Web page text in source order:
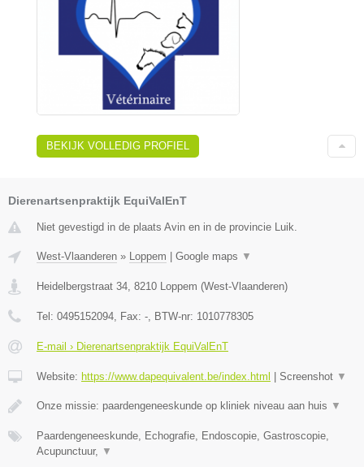
BEKIJK VOLLEDIG PROFIEL
Dierenartsenpraktijk EquiValEnT
Niet gevestigd in de plaats Avin en in de provincie Luik.
West-Vlaanderen » Loppem Google maps ▼
Heidelbergstraat 34, 8210 Loppem (West-Vlaanderen)
Tel: 0495152094, Fax: -, BTW-nr: 1010778305
E-mail › Dierenartsenpraktijk EquiValEnT
Website: https://www.dapequivalent.be/index.html Screenshot ▼
Onze missie: paardengeneeskunde op kliniek niveau aan huis ▼
Paardengeneeskunde, Echografie, Endoscopie, Gastroscopie,
Acupunctuur, ▼